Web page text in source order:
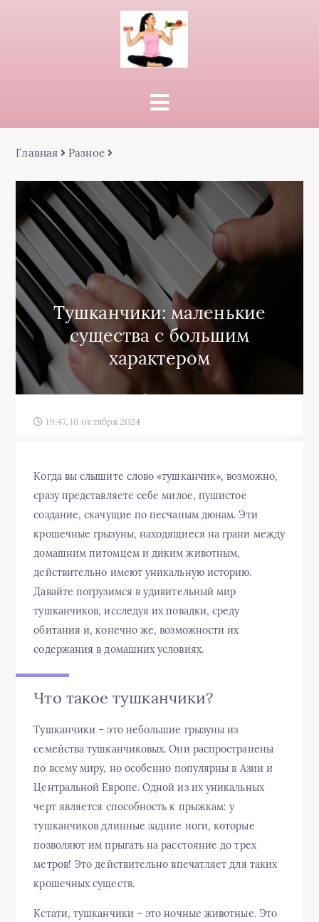
Главная Разное
Тушканчики: маленькие
существа с большим
характером
19:47, 16 октября 2024
Когда вы слышите слово «тушканчик», возможно,
сразу представляете себе милое, пушистое
создание, скачущие по песчаным дюнам. Эти
крошечные грызуны, находящиеся на грани между
домашним питомцем и диким животным,
действительно имеют уникальную историю.
Давайте погрузимся в удивительный мир
тушканчиков, исследуя их повадки, среду
обитания и, конечно же, возможности их
содержания в домашних условиях.
Что такое тушканчики?
Тушканчики – это небольшие грызуны из
семейства тушканчиковых. Они распространены
по всему миру, но особенно популярны в Азии и
Центральной Европе. Одной из их уникальных
черт является способность к прыжкам: у
тушканчиков длинные задние ноги, которые
позволяют им прыгать на расстояние до трех
метров! Это действительно впечатляет для таких
крошечных существ.
Кстати, тушканчики – это ночные животные. Это